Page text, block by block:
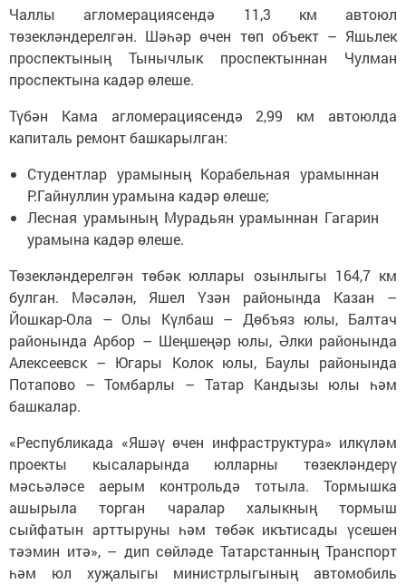
Чаллы агломерациясендә 11,3 км автоюл
төзекләндерелгән. Шәһәр өчен төп объект – Яшьлек
проспектының Тынычлык проспектыннан Чулман
проспектына кадәр өлеше.
Түбән Кама агломерациясендә 2,99 км автоюлда
капиталь ремонт башкарылган:
Студентлар урамының Корабельная урамыннан
Р.Гайнуллин урамына кадәр өлеше;
Лесная урамының Мурадьян урамыннан Гагарин
урамына кадәр өлеше.
Төзекләндерелгән төбәк юллары озынлыгы 164,7 км
булган. Мәсәлән, Яшел Үзән районында Казан –
Йошкар-Ола – Олы Күлбаш – Дөбъяз юлы, Балтач
районында Арбор – Шеңшеңәр юлы, Әлки районында
Алексеевск – Югары Колок юлы, Баулы районында
Потапово – Томбарлы – Татар Кандызы юлы һәм
башкалар.
«Республикада «Яшәү өчен инфраструктура» илкүләм
проекты кысаларында юлларны төзекләндерү
мәсьәләсе аерым контрольдә тотыла. Тормышка
ашырыла торган чаралар халыкның тормыш
сыйфатын арттыруны һәм төбәк икътисады үсешен
тәэмин итә», – дип сөйләде Татарстанның Транспорт
һәм юл хуҗалыгы министрлыгының автомобиль